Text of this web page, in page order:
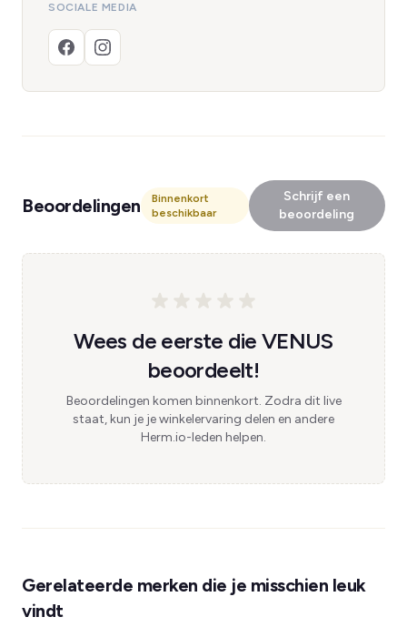
SOCIALE MEDIA
Beoordelingen
Binnenkort
beschikbaar
Schrijf een
beoordeling
Wees de eerste die VENUS
beoordeelt!
Beoordelingen komen binnenkort. Zodra dit live
staat, kun je je winkelervaring delen en andere
Herm.io-leden helpen.
Gerelateerde merken die je misschien leuk
vindt